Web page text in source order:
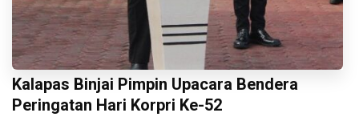
Kalapas Binjai Pimpin Upacara Bendera
Peringatan Hari Korpri Ke-52